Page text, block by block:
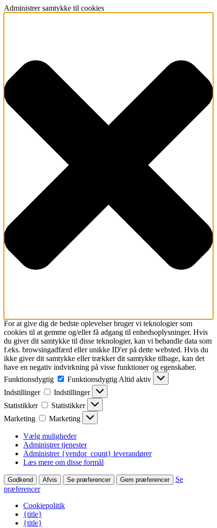
Administrer samtykke til cookies
For at give dig de bedste oplevelser bruger vi teknologier som
cookies til at gemme og/eller få adgang til enhedsoplysninger. Hvis
du giver dit samtykke til disse teknologier, kan vi behandle data som
f.eks. browsingadfærd eller unikke ID'er på dette websted. Hvis du
ikke giver dit samtykke eller trækker dit samtykke tilbage, kan det
have en negativ indvirkning på visse funktioner og egenskaber.
Funktionsdygtig
Funktionsdygtig Altid aktiv
Indstillinger
Indstillinger
Statistikker
Statistikker
Marketing
Marketing
Vælg muligheder
Administrer tjenester
Administrer {vendor_count} leverandører
Læs mere om disse formål
Godkend Afvis Se præferencer Gem præferencer
Se
præferencer
Cookiepolitik
{title}
{title}